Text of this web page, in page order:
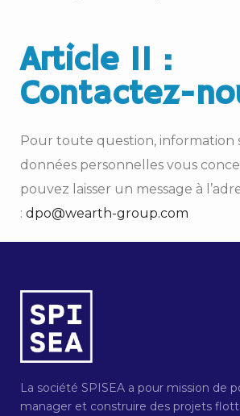
Article 11 :
Contactez-
Pour toute question, information
données personnelles vous
pouvez laisser un message à
: dpo@wearth-group.com
La société SPISEA a pour mission de
manager et construire des projets